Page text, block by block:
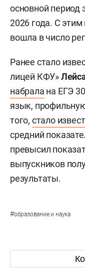
основной период
2026 года. С
вошла в число
Ранее стало
лицей КФУ»
набрала на ЕГЭ
язык,
того, стало
средний
превысил
выпускников
результаты.
#образование и наука